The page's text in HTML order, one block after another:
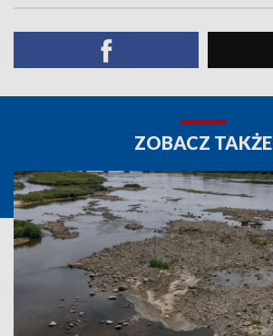
ZOBACZ TAKŻE